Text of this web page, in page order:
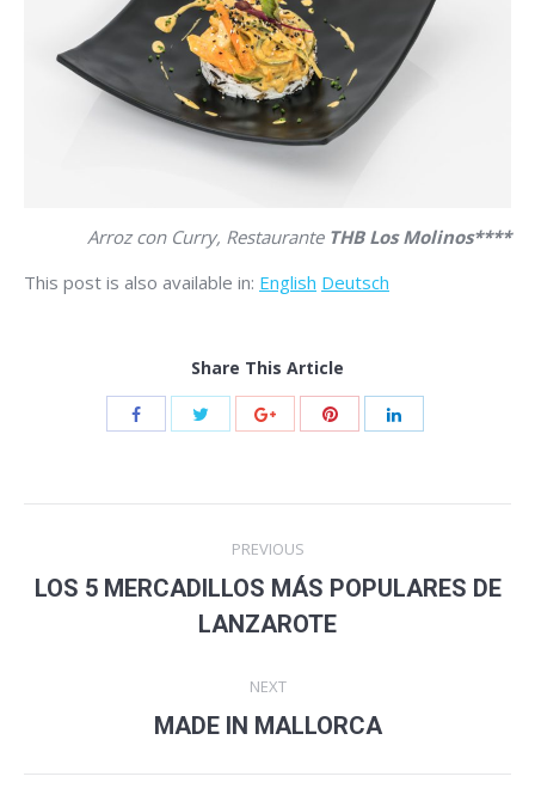
Arroz con Curry, Restaurante THB Los Molinos****
This post is also available in: English Deutsch
Share This Article
navigation
PREVIOUS
Previous
post:
LOS 5 MERCADILLOS MÁS POPULARES DE
LANZAROTE
NEXT
Next
MADE IN MALLORCA